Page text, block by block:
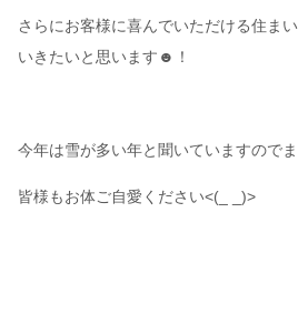
さらにお客様に喜んでいただける住ま
いきたいと思います☻！
今年は雪が多い年と聞いていますので
皆様もお体ご自愛ください<(_ _)>